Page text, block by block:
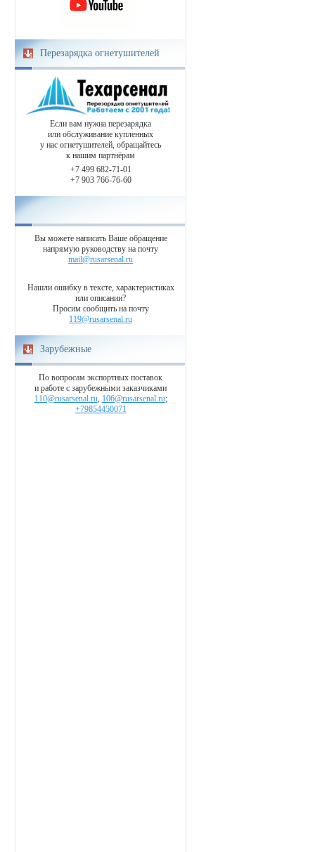
Перезарядка огнетушителей
Если вам нужна перезарядка
или обслуживание купленных
у нас огнетушителей, обращайтесь
к нашим партнёрам
+7 499 682-71-01
+7 903 766-76-60
Вы можете написать Ваше обращение
напрямую руководству на почту
mail@rusarsenal.ru
Нашли ошибку в тексте, характеристиках
или описании?
Просим сообщить на почту
119@rusarsenal.ru
Зарубежные
По вопросам экспортных поставок
и работе с зарубежными заказчиками
110@rusarsenal.ru, 106@rusarsenal.ru;
+79854450071